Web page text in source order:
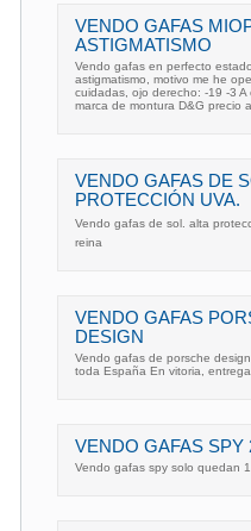
VENDO GAFAS
ASTIGMATISMO
Vendo gafas en perfecto
astigmatismo, motivo me he
cuidadas, ojo derecho: -19 -3
marca de montura D&G precio
VENDO GAFAS DE
PROTECCIÓN UVA.
Vendo gafas de sol. alta
reina
VENDO GAFAS
DESIGN
Vendo gafas de porsche
toda España En vitoria, entrega
VENDO GAFAS SPY
Vendo gafas spy solo quedan